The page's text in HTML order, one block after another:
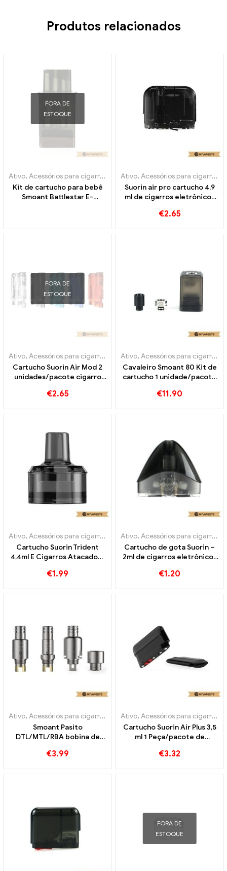
Produtos relacionados
FORA DE
ESTOQUE
Ativo, Acessórios para cigarros eletrônicos ,Evaporador
Kit de cartucho para bebê
Smoant Battlestar E-
Ativo, Acessórios para cigarros eletrônicos
Suorin air pro cartucho 4,9
ml de cigarros eletrônicos
€2.65
FORA DE
ESTOQUE
Ativo, Acessórios para cigarros eletrônicos ,Modo,Evaporador
Cartucho Suorin Air Mod 2
unidades/pacote cigarro
Personalizado
€2.65
Ativo, Acessórios para cigarros eletrônicos
Cavaleiro Smoant 80 Kit de
cartucho 1 unidade/pacote
atacado丨Personalizado
€11.90
Ativo, Acessórios para cigarros eletrônicos ,Evaporador
Cartucho Suorin Trident
4,4ml E Cigarros Atacado丨
€1.99
Ativo, Acessórios para cigarros eletrônicos
Cartucho de gota Suorin –
2ml de cigarros eletrônicos
€1.20
Ativo, Acessórios para cigarros eletrônicos ,Evaporador
Smoant Pasito
DTL/MTL/RBA bobina de
atacado丨Personalizado
€3.99
Ativo, Acessórios para cigarros eletrônicos
Cartucho Suorin Air Plus 3,5
ml 1 Peça/pacote de
atacado丨Personalizado
€3.32
FORA DE
ESTOQUE